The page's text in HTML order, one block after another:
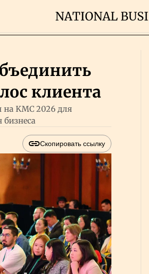
клиента
на KMC 2026 для
бизнеса
Скопировать ссылку